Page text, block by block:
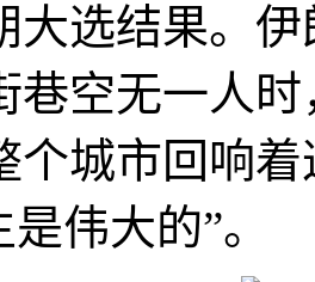
大选结果。
巷空无一人
个城市回响
伟大的”。